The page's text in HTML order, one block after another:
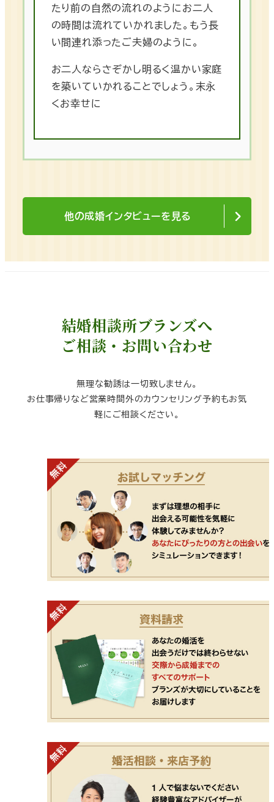
たり前の自然の流れのようにお二人
の時間は流れていかれました。もう長
い間連れ添ったご夫婦のように。
お二人ならさぞかし明るく温かい家庭
を築いていかれることでしょう。末永
くお幸せに
他の成婚インタビューを見る
結婚相談所ブランズへ
ご相談・お問い合わせ
無理な勧誘は一切致しません。
お仕事帰りなど営業時間外のカウンセリング予約もお気
軽にご相談ください。